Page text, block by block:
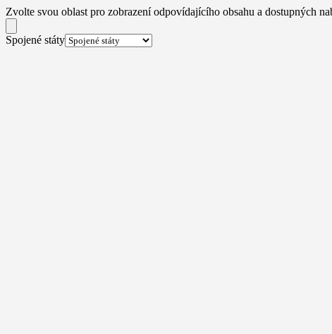
Zvolte svou oblast pro zobrazení odpovídajícího obsahu a dostupných
Spojené státy